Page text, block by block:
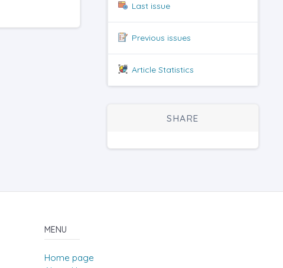
Last issue
Previous issues
Article Statistics
SHARE
MENU
Home page